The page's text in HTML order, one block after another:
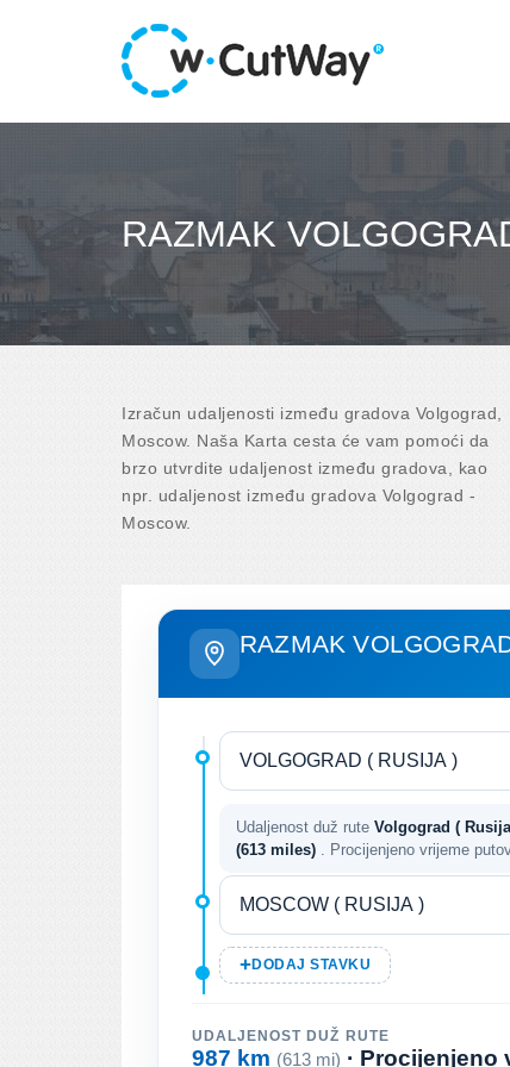
RAZMAK
Izračun udaljenosti između gradova Volgograd,
Moscow. Naša Karta cesta će vam pomoći da
brzo utvrdite udaljenost između gradova, kao
npr. udaljenost između gradova Volgograd -
Moscow.
RAZMAK
Udaljenost duž rute Volgograd (
(613 miles)
. Procijenjeno vrijeme
DODAJ STAVKU
UDALJENOST DUŽ RUTE
987 km (613 mi) · Procijenjeno